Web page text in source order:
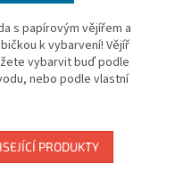
s papírovým vějířem a
k vybarvení! Vějíř
vybarvit buď podle
nebo podle vlastní
PRODUKTY